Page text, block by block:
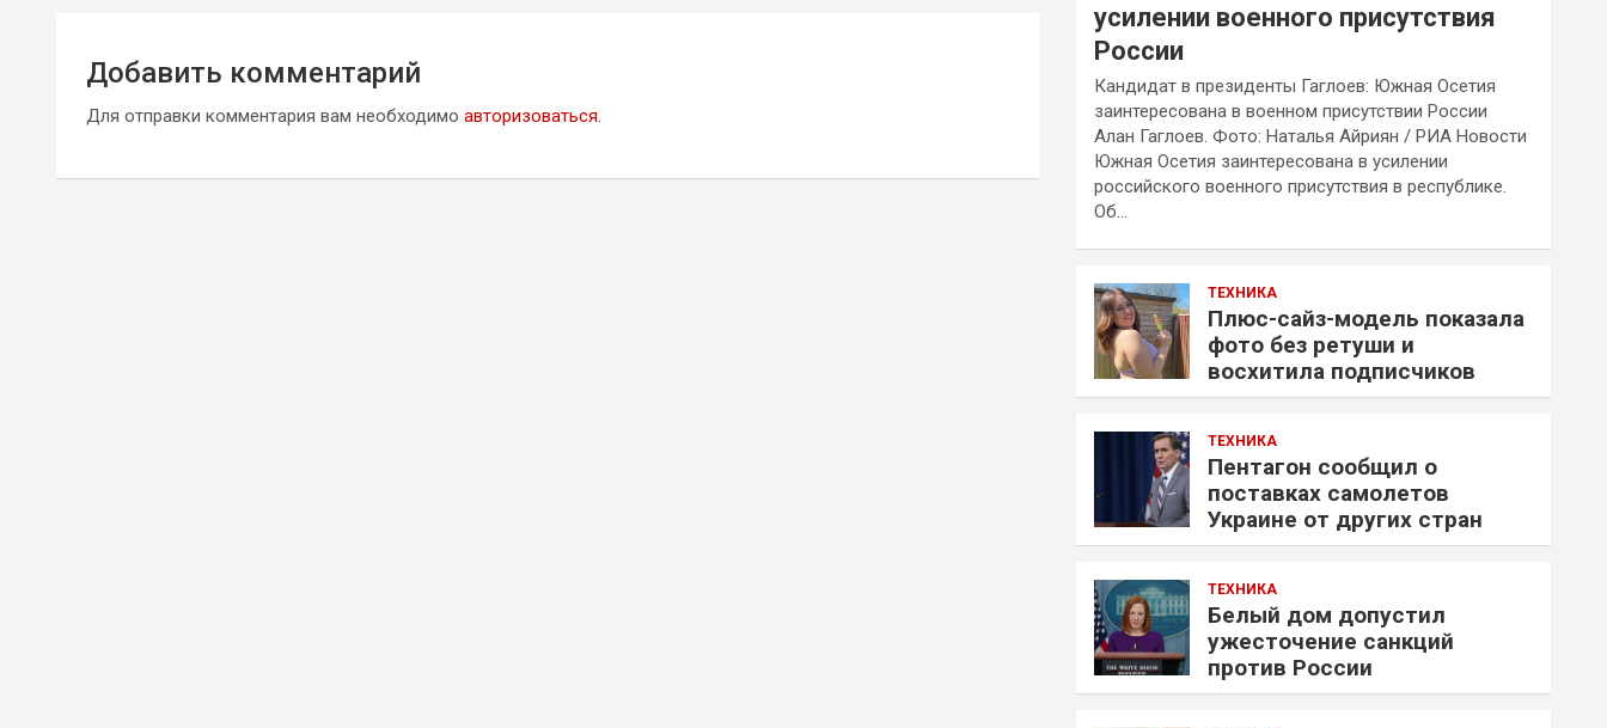
Добавить комментарий
Для отправки комментария вам необходимо авторизоваться.
усилении военного присутствия
России
Кандидат в президенты Гаглоев: Южная Осетия
заинтересована в военном присутствии России
Алан Гаглоев. Фото: Наталья Айриян / РИА Новости
Южная Осетия заинтересована в усилении
российского военного присутствия в республике.
Об…
ТЕХНИКА
Плюс-сайз-модель показала
фото без ретуши и
восхитила подписчиков
ТЕХНИКА
Пентагон сообщил о
поставках самолетов
Украине от других стран
ТЕХНИКА
Белый дом допустил
ужесточение санкций
против России